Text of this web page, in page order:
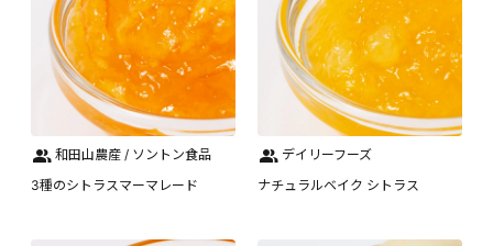
和田山農産 / ソントン食品
3種のシトラスマーマレード
デイリーフーズ
ナチュラルベイク シトラス